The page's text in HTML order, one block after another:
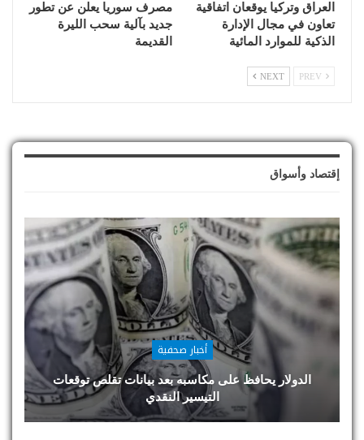
العراق وتركيا يوقعان اتفاقية
تعاون في مجال الإدارة
الذكية للموارد المائية
مصرف سوريا يعلن عن تطور
جديد بآلية سحب الليرة
القديمة
NEXT
إقتصاد وأسواق
أخبار صحفية
الدولار يحافظ على مكاسبه بعد بيانات تقلص توقعات
التيسير النقدي